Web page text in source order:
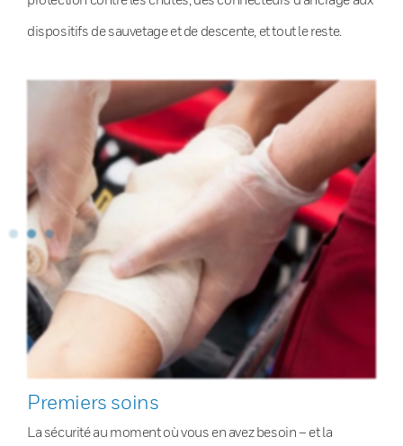
dispositifs de sauvetage et de descente, et tout le reste.
Premiers soins
La sécurité au moment où vous en avez besoin – et la